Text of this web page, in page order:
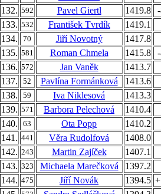
132. 592 Pavel Giertl 1419.8
133. 532 František Tvrdík
1419.1
134.
70 Jiří Novotný
1417.8
135. 581 Roman Chmela 1415.8
136. 572 Jan Vaněk
1413.7
137.
52 Pavlína Formánková
1413.6
138.
59 Iva Niklesová
1413.3
139. 571 Barbora Pelechová
1410.4
140.
63 Ota Popp
1410.2
141. 441 Věra Rudolfová
1408.0
142. 243 Martin Zajíček
1407.1
143. 323 Michaela Marečková
1397.2
144. 475 Jiří Novák 1394.5